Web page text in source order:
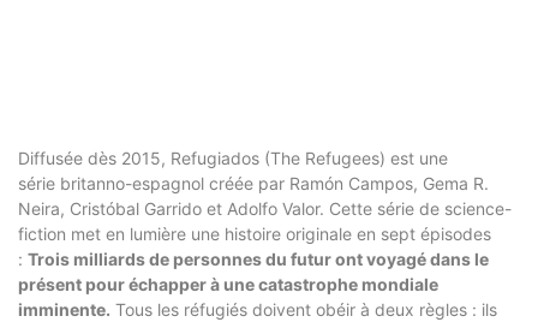
Diffusée dès 2015, Refugiados (The Refugees) est une
série britanno-espagnol créée par Ramón Campos, Gema R.
Neira, Cristóbal Garrido et Adolfo Valor. Cette série de science-
fiction met en lumière une histoire originale en sept épisodes
: Trois milliards de personnes du futur ont voyagé dans le
présent pour échapper à une catastrophe mondiale
imminente. Tous les réfugiés doivent obéir à deux règles : ils